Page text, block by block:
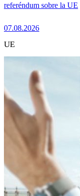
referéndum sobre la UE
07.08.2026
UE